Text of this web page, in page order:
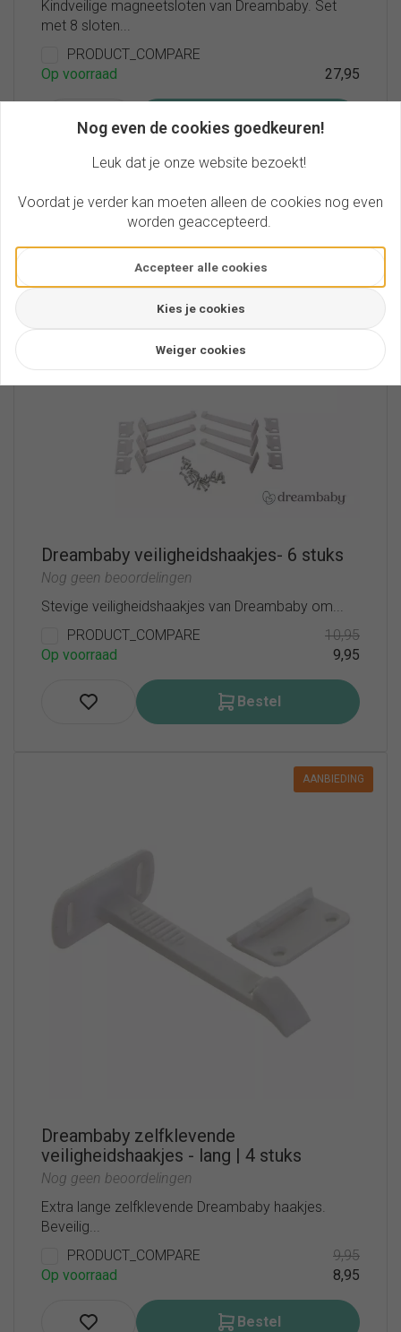
Kindveilige magneetsloten van Dreambaby. Set
met 8 sloten...
PRODUCT_COMPARE
Op voorraad
27,95
Bestel
AANBIEDING
Dreambaby veiligheidshaakjes- 6 stuks
Nog geen beoordelingen
Stevige veiligheidshaakjes van Dreambaby om...
PRODUCT_COMPARE
Op voorraad
10,95
9,95
Bestel
AANBIEDING
Dreambaby zelfklevende
veiligheidshaakjes - lang | 4 stuks
Nog geen beoordelingen
Extra lange zelfklevende Dreambaby haakjes.
Beveilig...
PRODUCT_COMPARE
Op voorraad
9,95
8,95
Bestel
Nog even de cookies goedkeuren!
Leuk dat je onze website bezoekt!
Voordat je verder kan moeten alleen de cookies nog even
worden geaccepteerd.
Accepteer alle cookies
Kies je cookies
Weiger cookies